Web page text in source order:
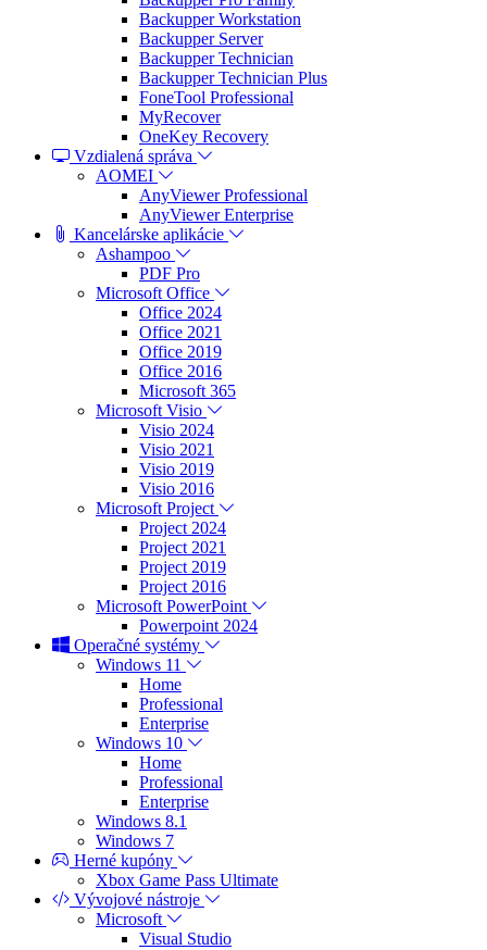
Backupper Workstation
Backupper Server
Backupper Technician
Backupper Technician Plus
FoneTool Professional
MyRecover
OneKey Recovery
Vzdialená správa
AOMEI
AnyViewer Professional
AnyViewer Enterprise
Kancelárske aplikácie
Ashampoo
PDF Pro
Microsoft Office
Office 2024
Office 2021
Office 2019
Office 2016
Microsoft 365
Microsoft Visio
Visio 2024
Visio 2021
Visio 2019
Visio 2016
Microsoft Project
Project 2024
Project 2021
Project 2019
Project 2016
Microsoft PowerPoint
Powerpoint 2024
Operačné systémy
Windows 11
Home
Professional
Enterprise
Windows 10
Home
Professional
Enterprise
Windows 8.1
Windows 7
Herné kupóny
Xbox Game Pass Ultimate
Vývojové nástroje
Microsoft
Visual Studio